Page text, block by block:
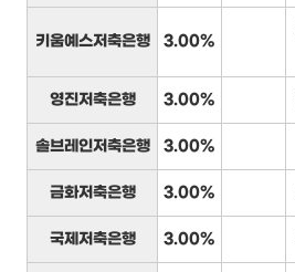
키움예스저축은행 3.00%
영진저축은행 3.00%
솔브레인저축은행 3.00%
금화저축은행 3.00%
국제저축은행 3.00%